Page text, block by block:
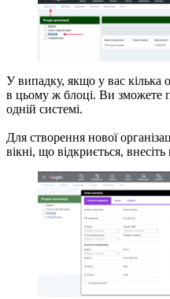
У випадку, якщо у вас кілька
в цьому ж блоці. Ви зможете
одній системі.
Для створення нової
вікні, що відкриється, внесіть